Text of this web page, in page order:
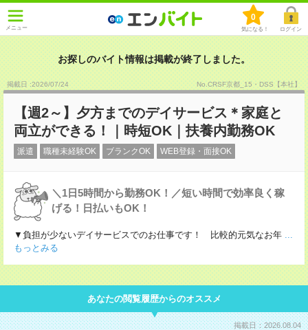
メニュー
0
気になる！ ログイン
お探しのバイト情報は掲載が終了しました。
掲載日 :2026/07/24 No.CRSF京都_15・DSS【本社】
【週2～】夕方までのデイサービス＊家庭と
両立ができる！｜時短OK｜扶養内勤務OK
派遣 職種未経験OK ブランクOK WEB登録・面接OK
＼1日5時間から勤務OK！／短い時間で効率良く稼
げる！日払いもOK！
▼負担が少ないデイサービスでのお仕事です！ 比較的元気なお年 ...
もっとみる
あなたの閲覧履歴からのオススメ
掲載日：2026.08.04